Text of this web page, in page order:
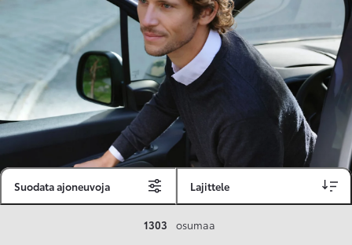
Suodata ajoneuvoja Lajittele
1303 osumaa